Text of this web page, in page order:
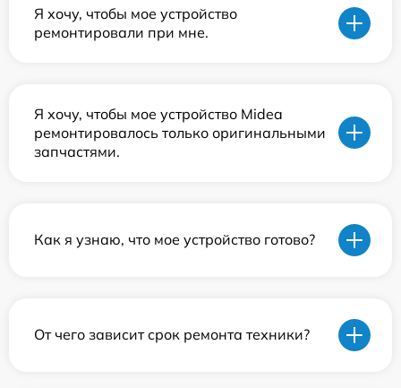
Я хочу, чтобы мое устройство
ремонтировали при мне.
Я хочу, чтобы мое устройство Midea
ремонтировалось только оригинальными
запчастями.
Как я узнаю, что мое устройство готово?
От чего зависит срок ремонта техники?